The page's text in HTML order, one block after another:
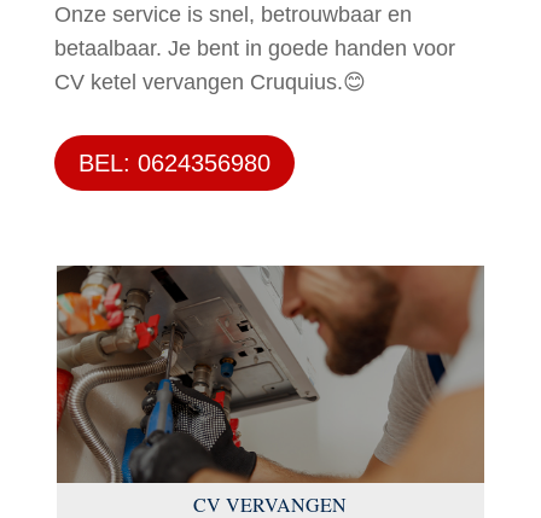
Onze service is snel, betrouwbaar en
betaalbaar. Je bent in goede handen voor
CV ketel vervangen Cruquius.😊
BEL: 0624356980
CV VERVANGEN